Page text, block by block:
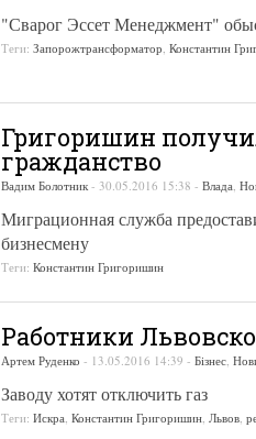
"Сварог Эссет Менеджмент"
Теги: Запорожтрансформатор, Константин
Григоришин
гражданство
Вадим Болотник - 30.05.2016 15:38 - Влада,
Миграционная служба
бизнесмену
Теги: Константин Григоришин
Работники
Артем Руденко - 13.05.2016 14:39 - Бізнес,
Заводу хотят отключить газ
Теги: Искра, Константин Григоришин, Львов,